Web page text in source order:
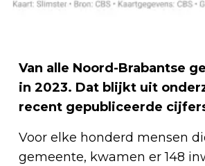
Van alle Noord-Brabantse
in 2023. Dat blijkt uit
recent gepubliceerde
Voor elke honderd mensen
gemeente, kwamen er 148